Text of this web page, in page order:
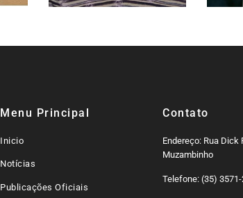
Menu Principal
Inicio
Notícias
Publicações Oficiais
Contato
Endereço: Rua Dick
Muzambinho
Telefone: (35)